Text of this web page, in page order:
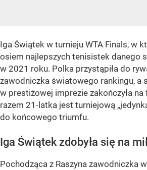
Iga Świątek w turnieju WTA Finals, w
osiem najlepszych tenisistek danego
w 2021 roku. Polka przystąpiła do
zawodniczka światowego rankingu, a
w prestiżowej imprezie zakończyła na
razem 21-latka jest turniejową
do końcowego triumfu.
Iga Świątek zdobyła się na
Pochodząca z Raszyna zawodniczka